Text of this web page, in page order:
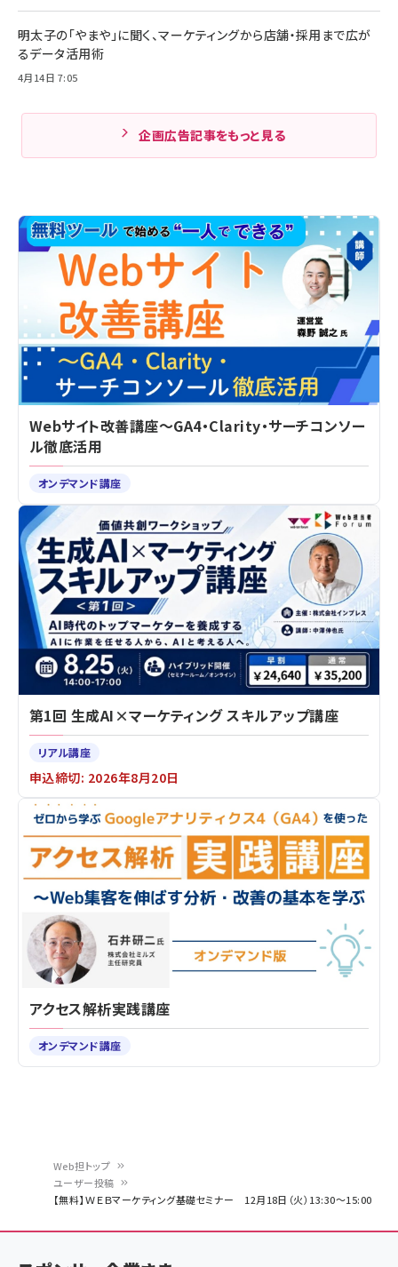
ン
く
Web担トップ
ユーザー投稿
【無料】ＷＥＢマーケティング基礎セミナー 12月18日（火）13:30～15:00
明太子の「やまや」に聞く、マーケティングから店舗・採用まで広が
るデータ活用術
4月14日 7:05
企画広告記事をもっと見る
Webサイト改善講座～GA4・Clarity・サーチコンソー
ル徹底活用
オンデマンド講座
第1回 生成AI×マーケティング スキルアップ講座
リアル講座
申込締切: 2026年8月20日
アクセス解析実践講座
オンデマンド講座